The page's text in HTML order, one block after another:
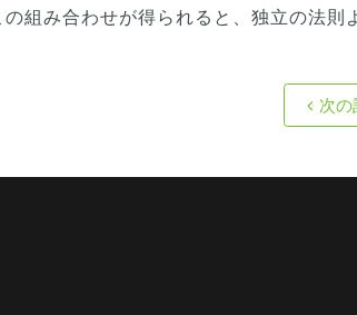
の組み合わせが得られると、独立の法
次の